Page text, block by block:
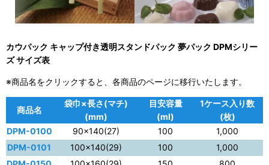
カウパック キャップ付き透明スタンドパック 夢パック DPMシリー
ズ サイズ表
※商品名をクリックすると、各商品のページに移行いたします。
商品名
袋巾×長さ(マチ)
(mm)
目安容量
(ml)
1ケース入り数
(枚)
DPM-0100
90×140(27) 100
1,000
DPM-0101
100×140(29) 100
1,000